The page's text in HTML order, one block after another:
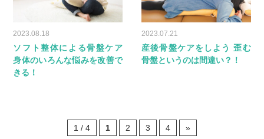
2023.08.18
ソフト整体による骨盤ケア
身体のいろんな悩みを改善で
きる！
2023.07.21
産後骨盤ケアをしよう 歪む
骨盤というのは間違い？！
1 / 4 1 2 3 4 »